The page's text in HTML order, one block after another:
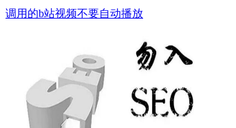
调用的b站视频不要自动播放